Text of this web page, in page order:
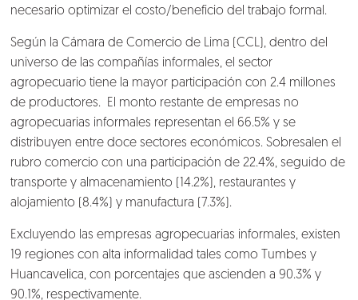
necesario optimizar el costo/beneficio del trabajo formal.
Según la Cámara de Comercio de Lima (CCL), dentro del
universo de las compañías informales, el sector
agropecuario tiene la mayor participación con 2.4 millones
de productores. El monto restante de empresas no
agropecuarias informales representan el 66.5% y se
distribuyen entre doce sectores económicos. Sobresalen el
rubro comercio con una participación de 22.4%, seguido de
transporte y almacenamiento (14.2%), restaurantes y
alojamiento (8.4%) y manufactura (7.3%).
Excluyendo las empresas agropecuarias informales, existen
19 regiones con alta informalidad tales como Tumbes y
Huancavelica, con porcentajes que ascienden a 90.3% y
90.1%, respectivamente.